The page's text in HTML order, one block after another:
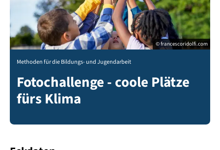
© francescoridolfi.com
Methoden für die Bildungs- und Jugendarbeit
Fotochallenge - coole Plätze
fürs Klima